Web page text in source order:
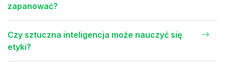
zapanować?
Czy sztuczna inteligencja może nauczyć się
etyki?